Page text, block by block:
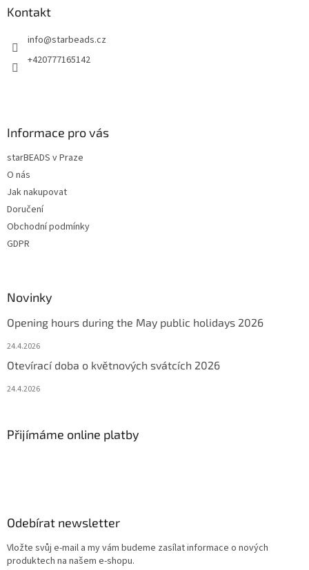
Kontakt
info@starbeads.cz
+420777165142
Informace pro vás
starBEADS v Praze
O nás
Jak nakupovat
Doručení
Obchodní podmínky
GDPR
Novinky
Opening hours during the May public holidays 2026
24.4.2026
Otevírací doba o květnových svátcích 2026
24.4.2026
Přijímáme online platby
Odebírat newsletter
Vložte svůj e-mail a my vám budeme zasílat informace o nových
produktech na našem e-shopu.